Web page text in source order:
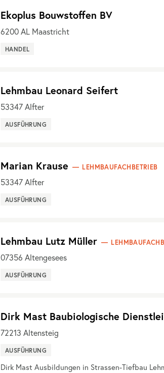
Ekoplus Bouwstoffen BV
6200AL Maastricht
HANDEL
Lehmbau Leonard Seifert
53347Alfter
AUSFÜHRUNG
Marian Krause LEHMBAUFACHBETRIEB
53347Alfter
AUSFÜHRUNG
Lehmbau Lutz Müller
07356 Altengesees
AUSFÜHRUNG
Dirk Mast Baubiologische
72213 Altensteig
AUSFÜHRUNG
Dirk Mast Ausbildungen in Strassen-Tiefbau